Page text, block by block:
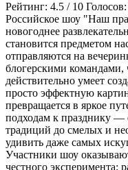
Рейтинг: 4.5 / 10 Голосов:
Российское шоу "Наш
новогоднее
становится предметом
отправляются на
блогерскими командами,
действительно умеет
просто эффектную
превращается в яркое
подходам к празднику —
традиций до смелых и
удивить даже самых
Участники шоу
честного эксперимента: